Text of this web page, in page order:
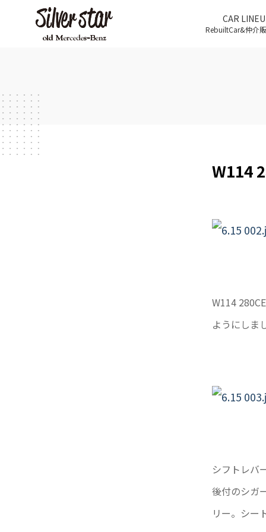
CAR
RebuiltCar&仲介
W114
W114
ようにしま
シフトレバ
後付のシガ
リー。シー